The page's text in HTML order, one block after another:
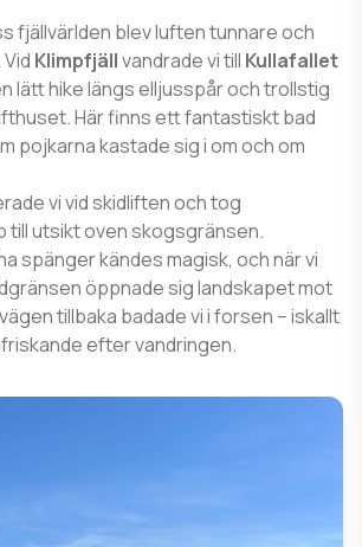
fjällvärlden blev luften tunnare och
Klimpfjällvandrade vi till Kullafallet
lätt hike längs elljusspår och trollstig
Här finns ett fantastiskt bad
pojkarna kastade sig i om och om
vi vid skidliften och tog
till utsikt oven skogsgränsen.
spänger kändes magisk, och när vi
öppnade sig landskapet mot
tillbaka badade vi i forsen – iskallt
efter vandringen.